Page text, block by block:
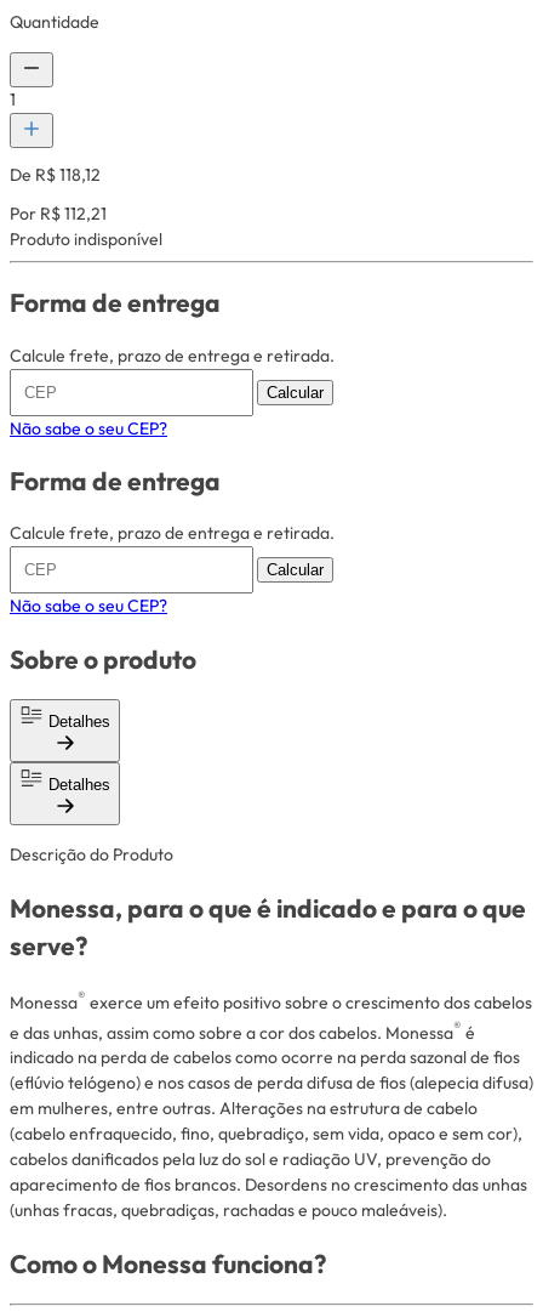
Quantidade
1
De R$ 118,12
Por R$ 112,21
Produto indisponível
Forma de entrega
Calcule frete, prazo de entrega e retirada.
Calcular
Não sabe o seu CEP?
Forma de entrega
Calcule frete, prazo de entrega e retirada.
Calcular
Não sabe o seu CEP?
Sobre o produto
Detalhes
Detalhes
Descrição do Produto
Monessa, para o que é indicado e para o que
serve?
Monessa® exerce um efeito positivo sobre o crescimento dos cabelos
e das unhas, assim como sobre a cor dos cabelos. Monessa® é
indicado na perda de cabelos como ocorre na perda sazonal de fios
(eflúvio telógeno) e nos casos de perda difusa de fios (alepecia difusa)
em mulheres, entre outras. Alterações na estrutura de cabelo
(cabelo enfraquecido, fino, quebradiço, sem vida, opaco e sem cor),
cabelos danificados pela luz do sol e radiação UV, prevenção do
aparecimento de fios brancos. Desordens no crescimento das unhas
(unhas fracas, quebradiças, rachadas e pouco maleáveis).
Como o Monessa funciona?